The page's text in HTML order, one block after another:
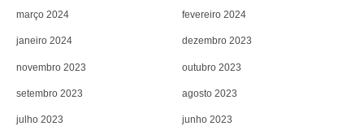
março 2024 fevereiro 2024
janeiro 2024 dezembro 2023
novembro 2023 outubro 2023
setembro 2023 agosto 2023
julho 2023 junho 2023